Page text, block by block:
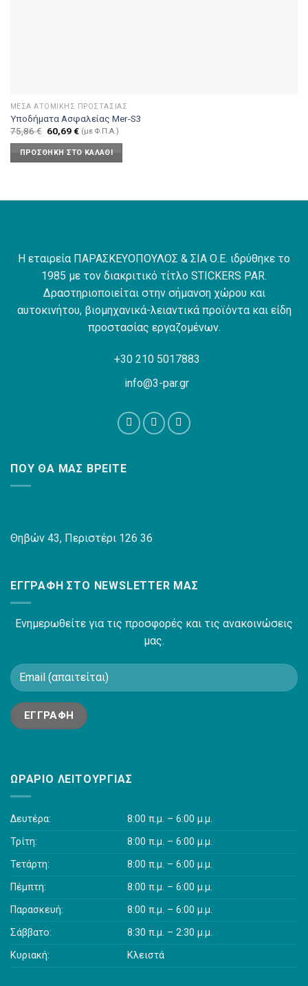
ΜΈΣΑ ΑΤΟΜΙΚΉΣ ΠΡΟΣΤΑΣΊΑΣ
Υποδήματα Ασφαλείας Mer-S3
75,86€ Original
price
was:
75,86 €.
60,69€Η
τρέχουσα
τιμή
είναι:
60,69 €.
(με Φ.Π.Α.)
ΠΡΟΣΘΉΚΗ ΣΤΟ ΚΑΛΆΘΙ
Η εταιρεία ΠΑΡΑΣΚΕΥΟΠΟΥΛΟΣ & ΣΙΑ Ο.Ε. ιδρύθηκε το
1985 με τον διακριτικό τίτλο STICKERS PAR.
Δραστηριοποιείται στην σήμανση χώρου και
αυτοκινήτου, βιομηχανικά-λειαντικά προϊόντα και είδη
προστασίας εργαζομένων.
+30 210 5017883
info@3-par.gr
ΠΟΥ ΘΑ ΜΑΣ ΒΡΕΊΤΕ
Θηβών 43, Περιστέρι 126 36
ΕΓΓΡΑΦΉ ΣΤΟ NEWSLETTER ΜΑΣ
Ενημερωθείτε για τις προσφορές και τις ανακοινώσεις
μας.
ΩΡΆΡΙΟ ΛΕΙΤΟΥΡΓΊΑΣ
Δευτέρα:
8:00 π.μ. – 6:00 μ.μ.
Τρίτη:
8:00 π.μ. – 6:00 μ.μ.
Τετάρτη:
8:00 π.μ. – 6:00 μ.μ.
Πέμπτη:
8:00 π.μ. – 6:00 μ.μ.
Παρασκευή:
8:00 π.μ. – 6:00 μ.μ.
Σάββατο:
8:30 π.μ. – 2:30 μ.μ.
Κυριακή:
Κλειστά